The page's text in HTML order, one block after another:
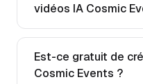
vidéos IA Cosmic
Est-ce gratuit de
Cosmic Events ?